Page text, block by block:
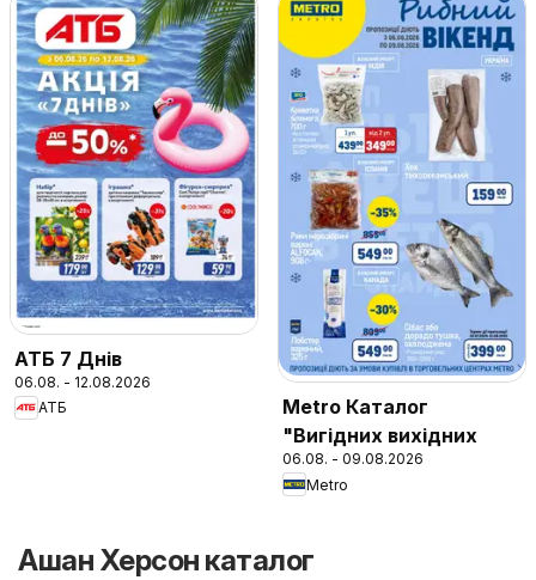
АТБ 7 Днів
06.08. - 12.08.2026
АТБ
Metro Каталог
"Вигідних вихідних
06.08. - 09.08.2026
Metro
Ашан Херсон каталог